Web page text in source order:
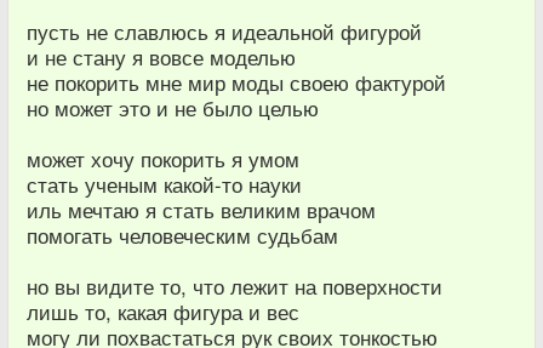
пусть не славлюсь я идеальной фигурой
и не стану я вовсе моделью
не покорить мне мир моды своею фактурой
но может это и не было целью
может хочу покорить я умом
стать ученым какой-то науки
иль мечтаю я стать великим врачом
помогать человеческим судьбам
но вы видите то, что лежит на поверхности
лишь то, какая фигура и вес
могу ли похвастаться рук своих тонкостью